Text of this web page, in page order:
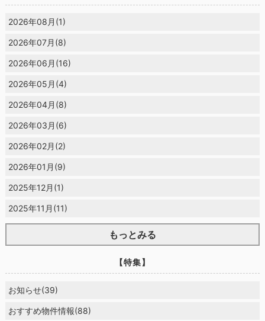
2026年08月(1)
2026年07月(8)
2026年06月(16)
2026年05月(4)
2026年04月(8)
2026年03月(6)
2026年02月(2)
2026年01月(9)
2025年12月(1)
2025年11月(11)
もっとみる
【特集】
お知らせ(39)
おすすめ物件情報(88)